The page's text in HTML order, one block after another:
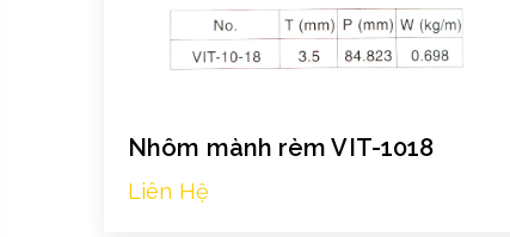
Nhôm mành rèm VIT-1018
Liên Hệ